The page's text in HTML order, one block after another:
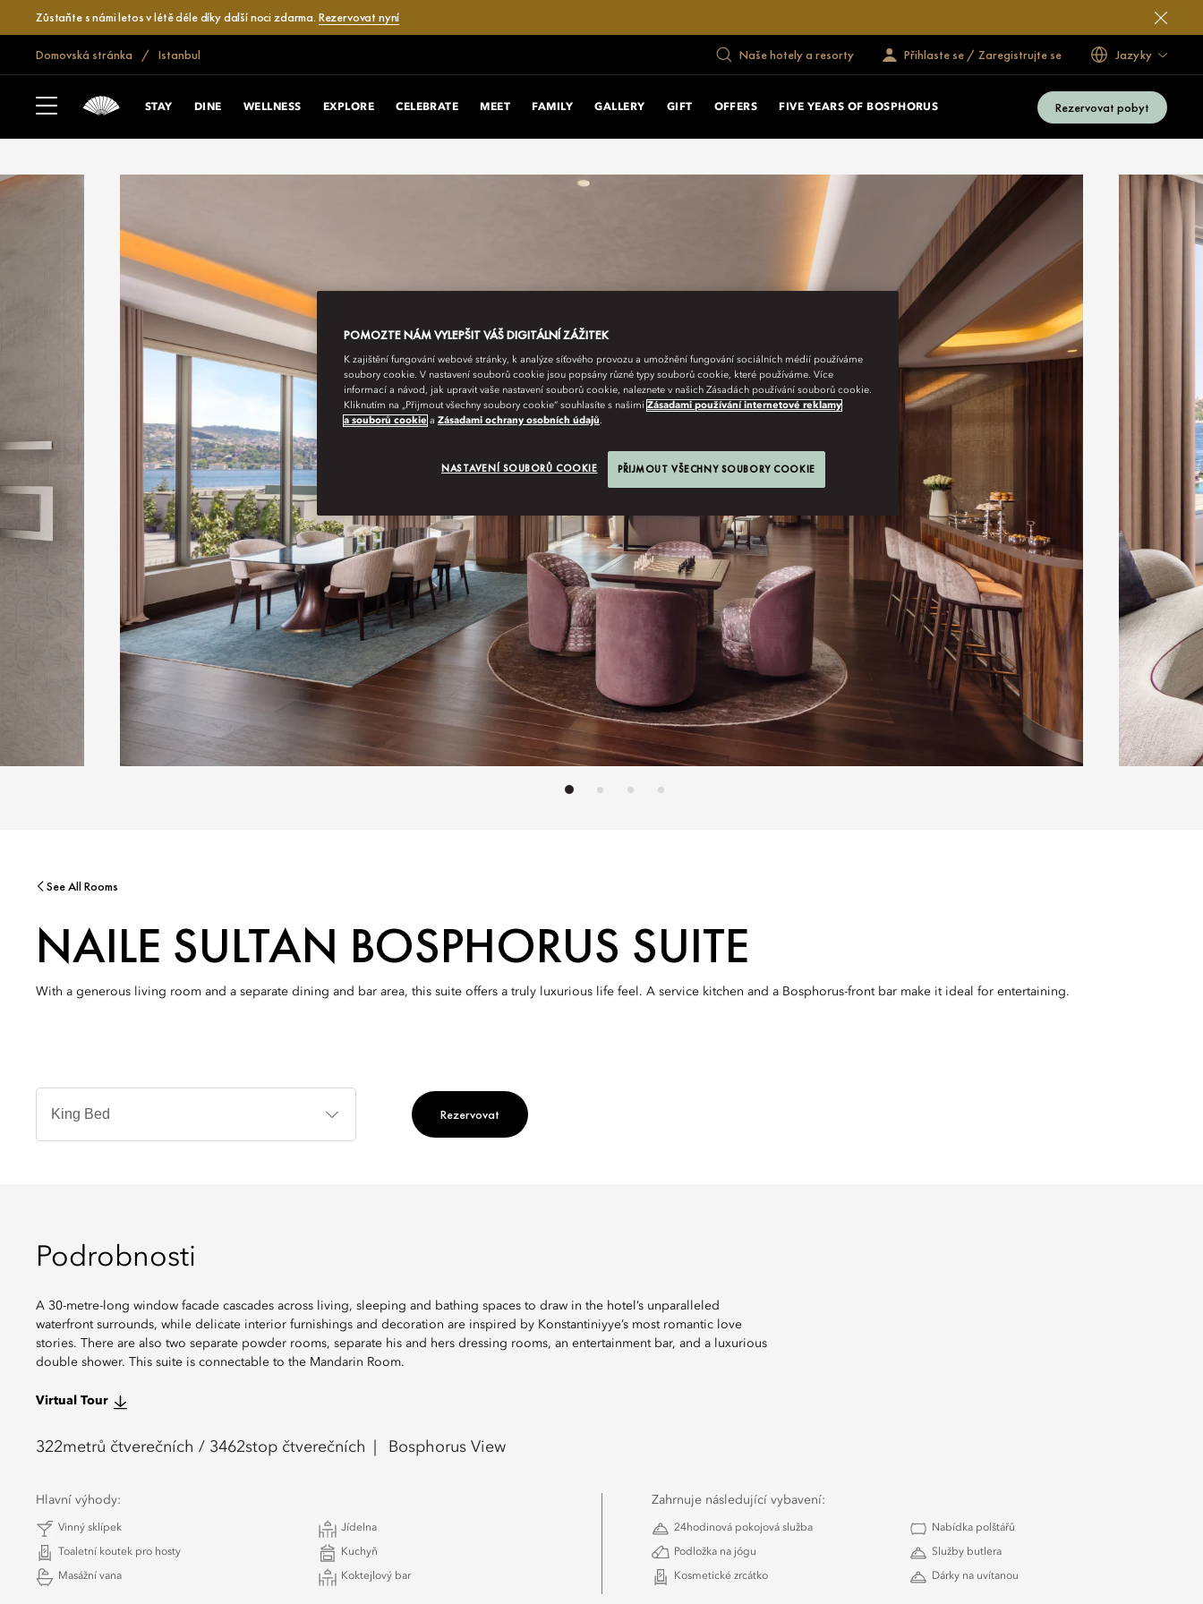
Zůstaňte s námi letos v létě déle díky další noci zdarma. Rezervovat nyní
Domovská stránka Istanbul Naše hotely a resorty Přihlaste se / Zaregistrujte se Jazyky
STAY DINE WELLNESS EXPLORE CELEBRATE MEET FAMILY GALLERY GIFT OFFERS FIVE YEARS OF BOSPHORUS Rezervovat pobyt
See All Rooms
NAILE SULTAN BOSPHORUS SUITE
With a generous living room and a separate dining and bar area, this suite offers a truly luxurious life feel. A service kitchen and a Bosphorus-front bar make it ideal for entertaining.
Typy
Rezervovat
Podrobnosti
A 30-metre-long window facade cascades across living, sleeping and bathing spaces to draw in the hotel’s unparalleled
waterfront surrounds, while delicate interior furnishings and decoration are inspired by Konstantiniyye’s most romantic love
stories. There are also two separate powder rooms, separate his and hers dressing rooms, an entertainment bar, and a luxurious
double shower. This suite is connectable to the Mandarin Room.
Virtual Tour
322metrů čtverečních / 3462stop čtverečních Bosphorus View
Hlavní výhody:
Vinný sklípek Jídelna
Toaletní koutek pro hosty Kuchyň
Masážní vana Koktejlový bar
Zahrnuje následující vybavení:
24hodinová pokojová služba Nabídka polštářů
Podložka na jógu Služby butlera
Kosmetické zrcátko Dárky na uvítanou
POMOZTE NÁM VYLEPŠIT VÁŠ DIGITÁLNÍ ZÁŽITEK
K zajištění fungování webové stránky, k analýze síťového provozu a umožnění fungování sociálních médií používáme
soubory cookie. V nastavení souborů cookie jsou popsány různé typy souborů cookie, které používáme. Více
informací a návod, jak upravit vaše nastavení souborů cookie, naleznete v našich Zásadách používání souborů cookie.
Kliknutím na „Přijmout všechny soubory cookie“ souhlasíte s našimi Zásadami používání internetové reklamy
a souborů cookie a Zásadami ochrany osobních údajů.
NASTAVENÍ SOUBORŮ COOKIE PŘIJMOUT VŠECHNY SOUBORY COOKIE